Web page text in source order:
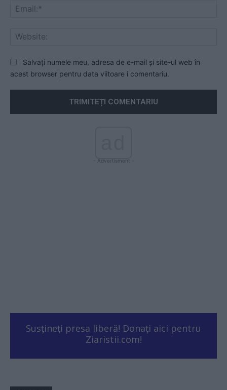
Salvați numele meu, adresa de e-mail și site-ul web în
acest browser pentru data viitoare i comentariu.
- Advertisment -
Susțineți presa liberă! Donați aici pentru
Ziaristii.com!